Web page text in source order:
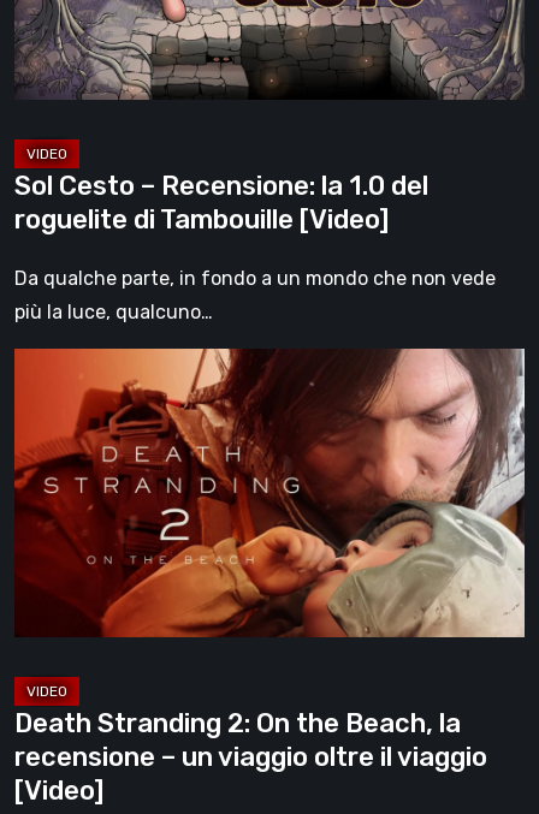
del
roguelite
di
[Video]
Sol Cesto – Recensione: la 1.0 del
roguelite di Tambouille [Video]
Da qualche parte, in fondo a un mondo che non vede
più la luce, qualcuno…
Stranding
On
the
Beach,
recensione
–
viaggio
oltre
il
viaggio
Death Stranding 2: On the Beach, la
recensione – un viaggio oltre il viaggio
[Video]